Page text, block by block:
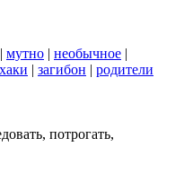
| мутно | необычное |
| загибон | родители
потрогать,